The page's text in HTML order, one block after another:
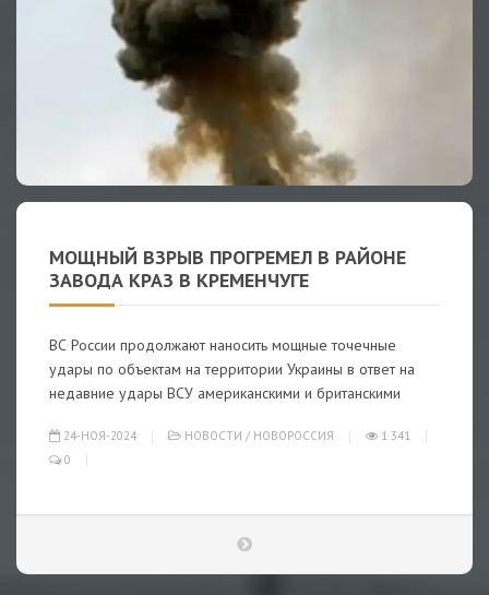
МОЩНЫЙ ВЗРЫВ ПРОГРЕМЕЛ В РАЙОНЕ
ЗАВОДА КРАЗ В КРЕМЕНЧУГЕ
ВС России продолжают наносить мощные точечные
удары по объектам на территории Украины в ответ на
недавние удары ВСУ американскими и британскими
24-НОЯ-2024 НОВОСТИ / НОВОРОССИЯ
1 341
0